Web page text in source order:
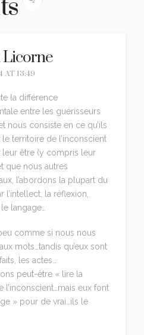
Licorne
AT 13:49
la différence
entre les guérisseurs
nous consiste en ce qu’ils
territoire de l’inconscient
leur être (y compris leur
que nous autres
l’abordons la plupart du
l’intellect, la réflexion,
le langage…
comme si nous nous
mots…tandis qu’eux sont
les actes…
peut-être « lire la
l’inconscient…mais eux font
» pour de vrai…ils le